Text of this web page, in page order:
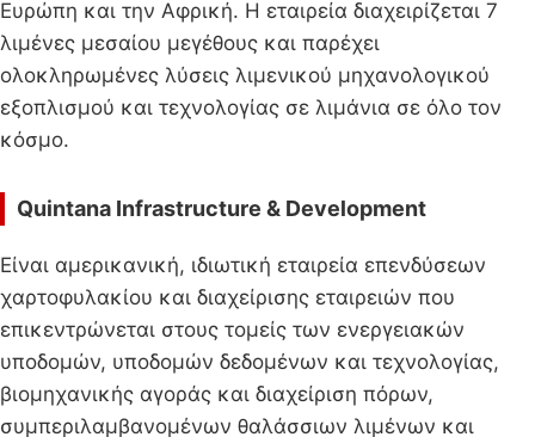
Ευρώπη και την Αφρική. Η εταιρεία διαχειρίζεται 7
λιμένες μεσαίου μεγέθους και παρέχει
ολοκληρωμένες λύσεις λιμενικού μηχανολογικού
εξοπλισμού και τεχνολογίας σε λιμάνια σε όλο τον
κόσμο.
Quintana Infrastructure & Development
Είναι αμερικανική, ιδιωτική εταιρεία επενδύσεων
χαρτοφυλακίου και διαχείρισης εταιρειών που
επικεντρώνεται στους τομείς των ενεργειακών
υποδομών, υποδομών δεδομένων και τεχνολογίας,
βιομηχανικής αγοράς και διαχείριση πόρων,
συμπεριλαμβανομένων θαλάσσιων λιμένων και